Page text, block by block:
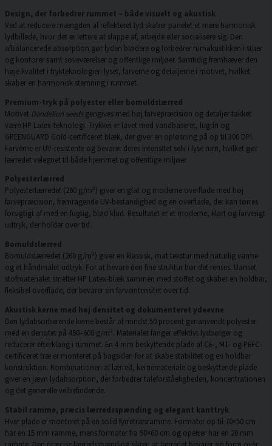
Design, der forbedrer rummet – både visuelt og akustisk
Ved at reducere mængden af reflekteret lyd skaber panelet et mere harmonisk
lydbillede, hvor det er lettere at slappe af, arbejde eller socialisere sig. Den
afbalancerede absorption gør lyden blødere og forbedrer rumakustikken i stuer
og kontorer samt soveværelser og offentlige miljøer. Samtidig fremhæver den
høje kvalitet i trykteknologien lyset, farverne og detaljerne i motivet, hvilket
skaber en harmonisk stemning i rummet.
Premium-tryk på polyester eller bomuldslærred
Motivet Dandelion seedsgengives med høj farvepræcision og detaljer takket
være HP Latex-teknologi. Trykket er lavet med vandbaseret, lugtfri og
GREENGUARD Gold-certificeret blæk, der giver en opløsning på op til 300 DPI.
Farverne er UV-resistente og bevarer deres intensitet selv i lyse rum, hvilket gør
lærredet velegnet til både hjemmet og offentlige miljøer.
Polyesterlærred
Polyesterlærredet (260 g/m²) giver en glat og moderne overflade med høj
farvepræcision, fremragende UV-bestandighed og en overflade, der kan tørres
forsigtigt af med en fugtig, blød klud. Resultatet er et moderne, klart og farverigt
udtryk, der holder over tid.
Bomuldslærred
Bomuldslærredet (260 g/m²) giver en klassisk, mat tekstur med naturlig varme
og et håndmalet udtryk. For at bevare den fine struktur bør det renses. Uanset
stofmaterialet smelter HP Latex-blæk sammen med stoffet og skaber en holdbar,
fleksibel overflade, der bevarer sin farveintensitet over tid.
Akustisk kerne med høj densitet og dokumenteret ydeevne
Den lydabsorberende kerne består af mindst 50 procent genanvendt polyester
med en densitet på 450–600 g/m². Materialet fanger effektivt lydbølger og
reducerer efterklang i rummet. En 4 mm beskyttende plade af CE-, M1- og PEFC-
certificeret træ er monteret på bagsiden for at skabe stabilitet og en holdbar
konstruktion. Kombinationen af lærred, kernemateriale og beskyttende plade
giver en jævn lydabsorption, der forbedrer taleforståeligheden, koncentrationen
og det generelle velbefindende.
Stabil ramme, præcis lærredsspænding og elegant kanttryk
Hver plade er monteret på en solid fyrretræsramme. Formater op til 70×50 cm
har en 15 mm ramme, mens formater fra 90×60 cm og opefter har en 20 mm